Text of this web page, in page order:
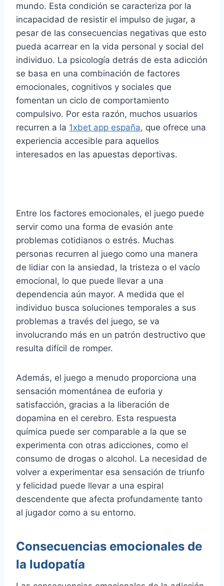
mundo. Esta condición se caracteriza por la
incapacidad de resistir el impulso de jugar, a
pesar de las consecuencias negativas que esto
pueda acarrear en la vida personal y social del
individuo. La psicología detrás de esta adicción
se basa en una combinación de factores
emocionales, cognitivos y sociales que
fomentan un ciclo de comportamiento
compulsivo. Por esta razón, muchos usuarios
recurren a la 1xbet app españa, que ofrece una
experiencia accesible para aquellos
interesados en las apuestas deportivas.
Entre los factores emocionales, el juego puede
servir como una forma de evasión ante
problemas cotidianos o estrés. Muchas
personas recurren al juego como una manera
de lidiar con la ansiedad, la tristeza o el vacío
emocional, lo que puede llevar a una
dependencia aún mayor. A medida que el
individuo busca soluciones temporales a sus
problemas a través del juego, se va
involucrando más en un patrón destructivo que
resulta difícil de romper.
Además, el juego a menudo proporciona una
sensación momentánea de euforia y
satisfacción, gracias a la liberación de
dopamina en el cerebro. Esta respuesta
química puede ser comparable a la que se
experimenta con otras adicciones, como el
consumo de drogas o alcohol. La necesidad de
volver a experimentar esa sensación de triunfo
y felicidad puede llevar a una espiral
descendente que afecta profundamente tanto
al jugador como a su entorno.
Consecuencias emocionales de
la ludopatía